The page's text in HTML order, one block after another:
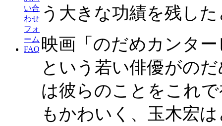
い合
わせ
フォ
ーム
FAQ
う大きな功績を残し
映画「のだめカンタ
という若い俳優がの
は彼らのことをこれ
もかわいく、玉木宏